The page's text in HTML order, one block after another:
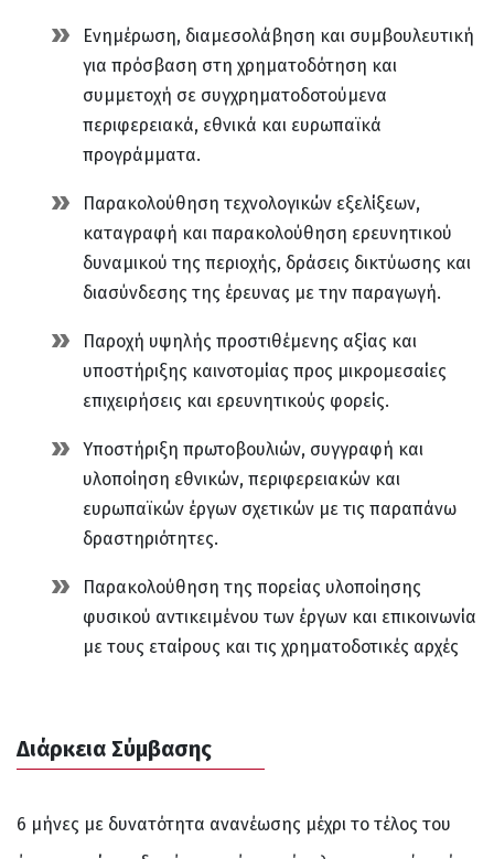
Ενημέρωση, διαμεσολάβηση και συμβουλευτική
για πρόσβαση στη χρηματοδότηση και
συμμετοχή σε συγχρηματοδοτούμενα
περιφερειακά, εθνικά και ευρωπαϊκά
προγράμματα.
Παρακολούθηση τεχνολογικών εξελίξεων,
καταγραφή και παρακολούθηση ερευνητικού
δυναμικού της περιοχής, δράσεις δικτύωσης και
διασύνδεσης της έρευνας με την παραγωγή.
Παροχή υψηλής προστιθέμενης αξίας και
υποστήριξης καινοτομίας προς μικρομεσαίες
επιχειρήσεις και ερευνητικούς φορείς.
Υποστήριξη πρωτοβουλιών, συγγραφή και
υλοποίηση εθνικών, περιφερειακών και
ευρωπαϊκών έργων σχετικών με τις παραπάνω
δραστηριότητες.
Παρακολούθηση της πορείας υλοποίησης
φυσικού αντικειμένου των έργων και επικοινωνία
με τους εταίρους και τις χρηματοδοτικές αρχές
Διάρκεια Σύμβασης
6 μήνες με δυνατότητα ανανέωσης μέχρι το τέλος του